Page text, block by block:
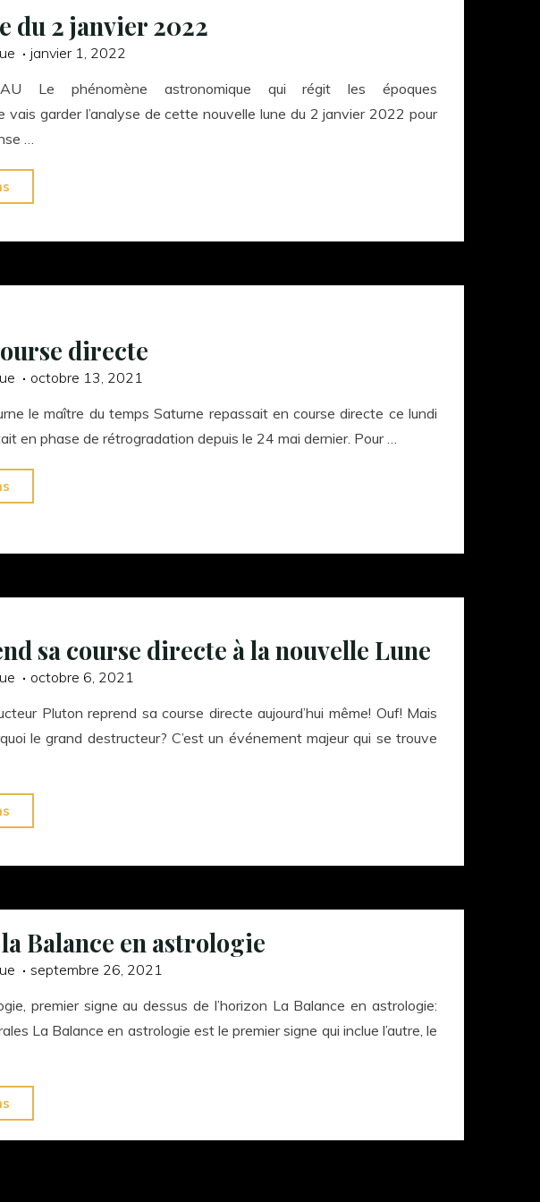
du 2 janvier 2022
janvier 1, 2022
Le phénomène astronomique qui régit les époques
vais garder l’analyse de cette nouvelle lune du 2 janvier 2022 pour
…
janvier
directe
octobre 13, 2021
le maître du temps Saturne repassait en course directe ce lundi
en phase de rétrogradation depuis le 24 mai dernier. Pour …
sa course directe à la nouvelle Lune
octobre 6, 2021
Pluton reprend sa course directe aujourd’hui même! Ouf! Mais
le grand destructeur? C’est un événement majeur qui se trouve
directe
Lune"
Balance en astrologie
septembre 26, 2021
premier signe au dessus de l’horizon La Balance en astrologie:
La Balance en astrologie est le premier signe qui inclue l’autre, le